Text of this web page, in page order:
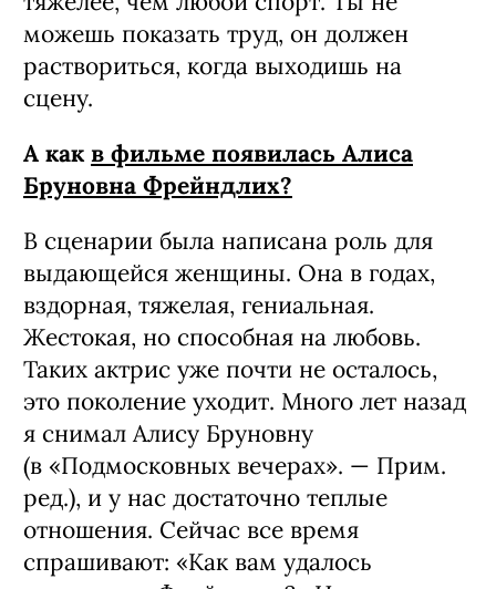
Владимира Георгиевича, что мы не
желтая пресса, — сразу после истории
с кислотой. Нас там никто не хотел. Но
я ходил на спектакли, стал смотреть их
из-за кулис, как всегда хотел, начал
дружить с балетными. Потихоньку я
втянулся и полюбил этот мир. Потому
что кроме мышц и натруженных
пальцев в балете есть законченная
красота, за которой кровь, пот и слезы
должны спрятаться. Это в тысячу раз
тяжелее, чем любой спорт. Ты не
можешь показать труд, он должен
раствориться, когда выходишь на
сцену.
А какв фильме появилась Алиса
Бруновна Фрейндлих?